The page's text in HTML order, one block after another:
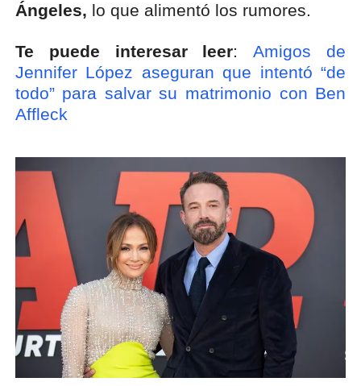
Ángeles, lo que alimentó los rumores.
Te puede interesar leer:Amigos de
Jennifer López aseguran que intentó “de
todo” para salvar su matrimonio con Ben
Affleck